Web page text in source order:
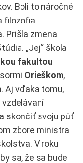
Boli to náročné
filozofia
Prišla zmena
„Jej“ škola
fakultou
Orieškom,
. Aj vďaka tomu,
vzdelávaní
skončiť svoju púť
zbore ministra
V roku
sa, že sa bude